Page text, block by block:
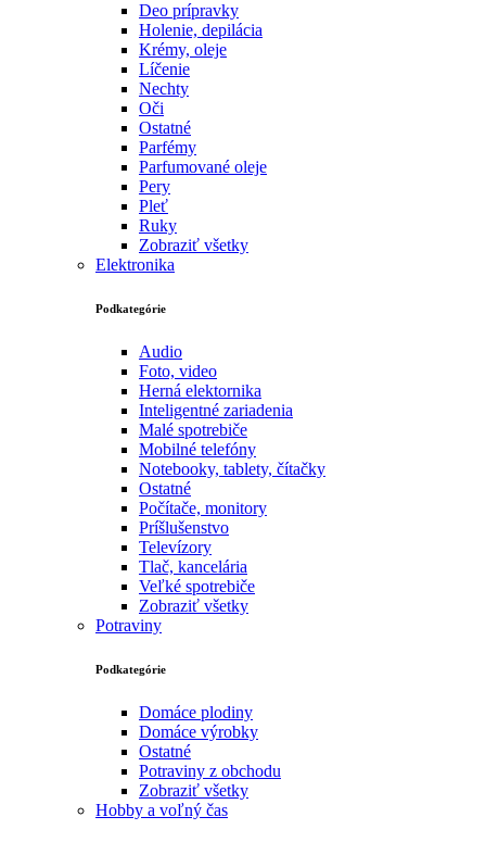
Deo prípravky
Holenie, depilácia
Krémy, oleje
Líčenie
Nechty
Oči
Ostatné
Parfémy
Parfumované oleje
Pery
Pleť
Ruky
Zobraziť všetky
Elektronika
Podkategórie
Audio
Foto, video
Herná elektornika
Inteligentné zariadenia
Malé spotrebiče
Mobilné telefóny
Notebooky, tablety, čítačky
Ostatné
Počítače, monitory
Príšlušenstvo
Televízory
Tlač, kancelária
Veľké spotrebiče
Zobraziť všetky
Potraviny
Podkategórie
Domáce plodiny
Domáce výrobky
Ostatné
Potraviny z obchodu
Zobraziť všetky
Hobby a voľný čas